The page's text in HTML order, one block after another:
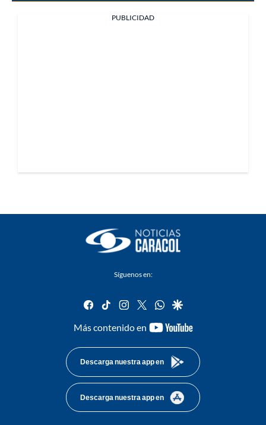
PUBLICIDAD
Síguenos en:
facebook
tiktok instagram
twitterwhatsapp
google
Más contenido en
youtube-
Descarga nuestra app en
Descarga nuestra app en